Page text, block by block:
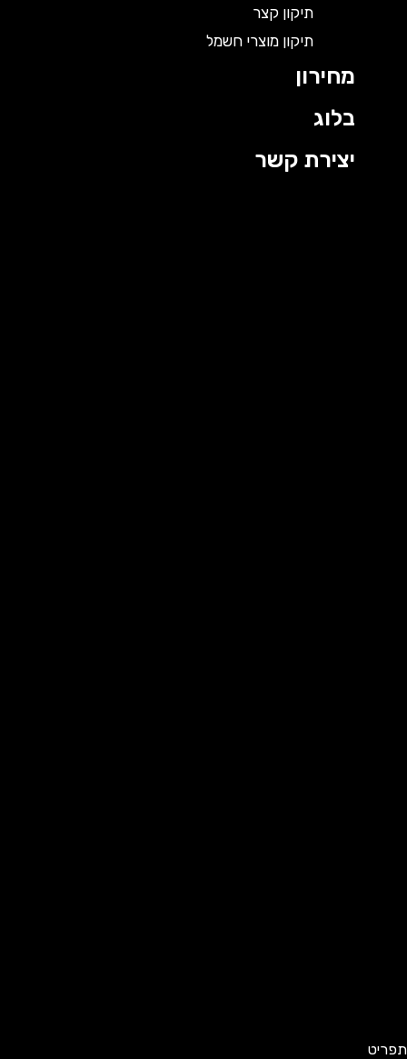
תיקון קצר
תיקון מוצרי חשמל
מחירון
בלוג
יצירת קשר